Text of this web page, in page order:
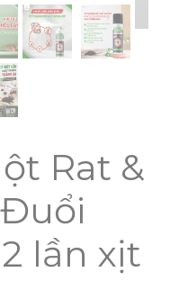
Rat &
lần xịt